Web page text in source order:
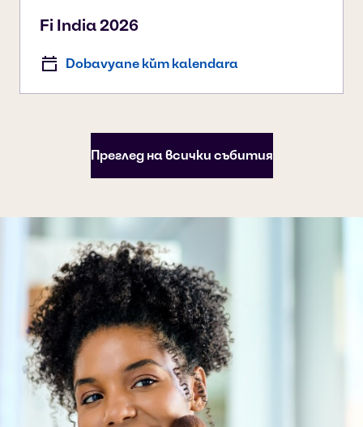
Fi India 2026
Dobavyane kŭm kalendara
Преглед на всички събития